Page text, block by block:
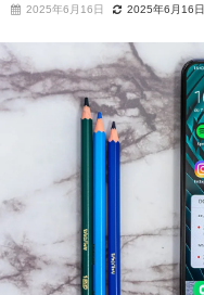
2025年6月16日 2025年6月16日